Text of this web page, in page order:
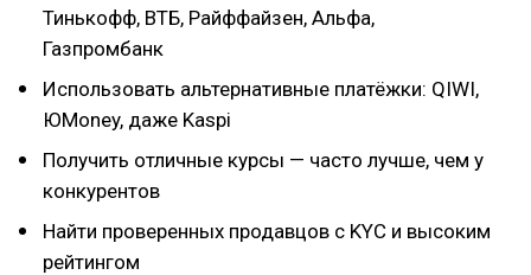
Тинькофф, ВТБ, Райффайзен, Альфа,
Газпромбанк
Использовать альтернативные платёжки: QIWI,
ЮMoney, даже Kaspi
Получить отличные курсы — часто лучше, чем у
конкурентов
Найти проверенных продавцов с KYC и высоким
рейтингом